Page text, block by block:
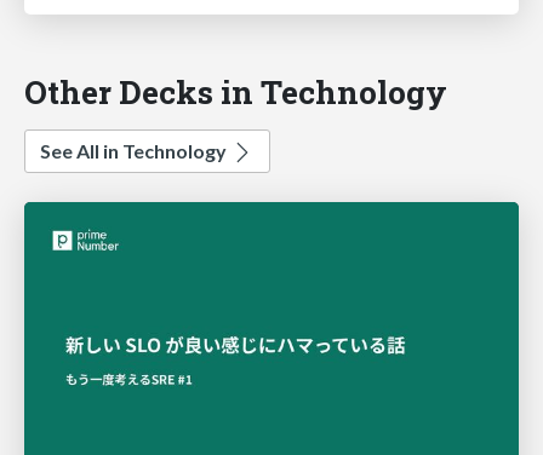
Other Decks in Technology
See All in Technology